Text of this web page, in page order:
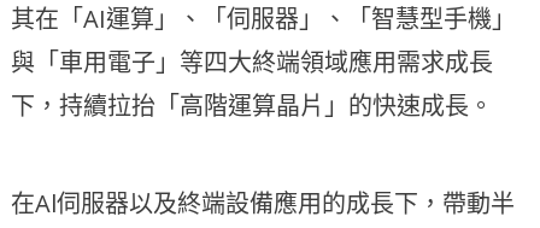
其在「AI運算」、「伺服器」、「智慧型手機」
與「車用電子」等四大終端領域應用需求成長
下，持續拉抬「高階運算晶片」的快速成長。
在Al伺服器以及終端設備應用的成長下，帶動半